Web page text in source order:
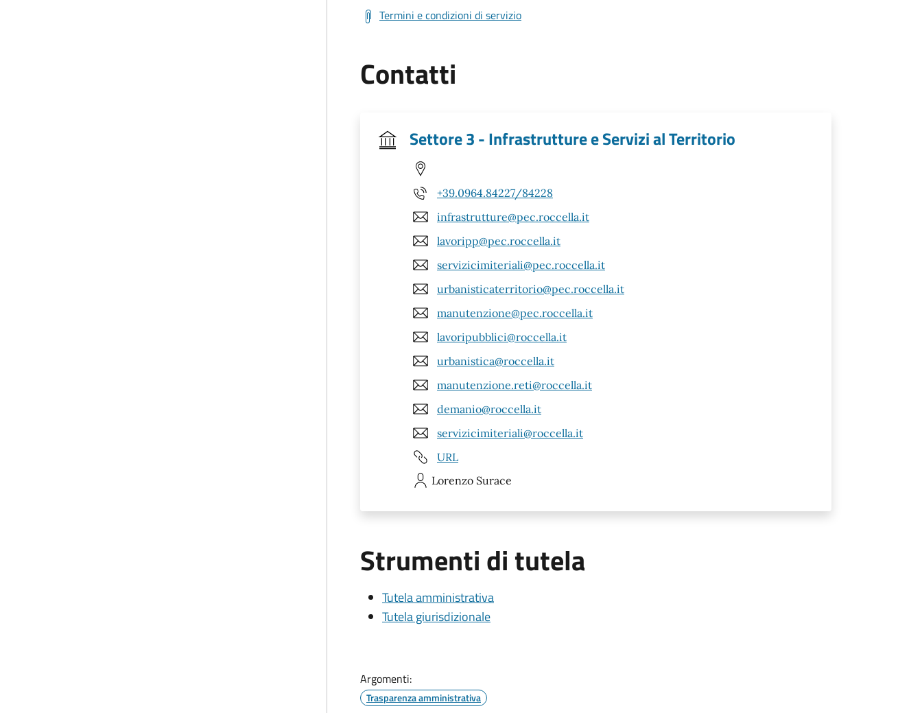
Termini e condizioni di servizio
Contatti
Settore 3 - Infrastrutture e Servizi al Territorio
+39.0964.84227/84228
infrastrutture@pec.roccella.it
lavoripp@pec.roccella.it
servizicimiteriali@pec.roccella.it
urbanisticaterritorio@pec.roccella.it
manutenzione@pec.roccella.it
lavoripubblici@roccella.it
urbanistica@roccella.it
manutenzione.reti@roccella.it
demanio@roccella.it
servizicimiteriali@roccella.it
URL
Lorenzo Surace
Strumenti di tutela
Tutela amministrativa
Tutela giurisdizionale
Argomenti:
Trasparenza amministrativa